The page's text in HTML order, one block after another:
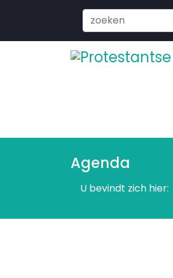
Search
...
Agenda
U bevindt zich hier: